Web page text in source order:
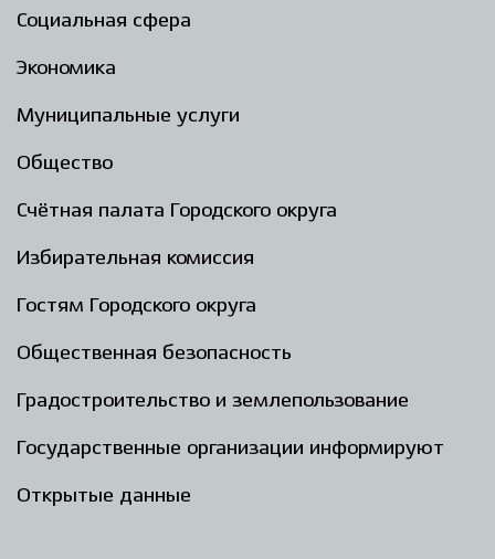
Социальная сфера
Экономика
Муниципальные услуги
Общество
Счётная палата Городского округа
Избирательная комиссия
Гостям Городского округа
Общественная безопасность
Градостроительство и землепользование
Государственные организации информируют
Открытые данные